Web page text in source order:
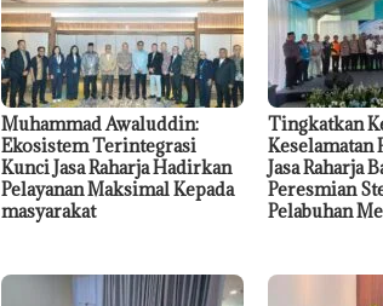
Muhammad Awaluddin:
Ekosistem Terintegrasi
Kunci Jasa Raharja Hadirkan
Pelayanan Maksimal Kepada
masyarakat
Tingkatkan
Keselamatan
Jasa Raharja
Peresmian
Pelabuhan